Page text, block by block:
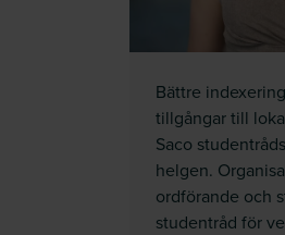
Bättre
tillgångar till
Saco
helgen.
ordförande och
studentråd för